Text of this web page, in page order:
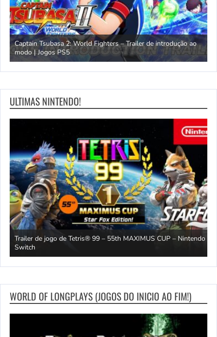
Captain Tsubasa 2: World Fighters – Trailer de introdução ao
modo | Jogos PS5
ULTIMAS NINTENDO!
Trailer de jogo de Tetris® 99 – 55th MAXIMUS CUP – Nintendo
Switch
WORLD OF LONGPLAYS (JOGOS DO INICIO AO FIM!)